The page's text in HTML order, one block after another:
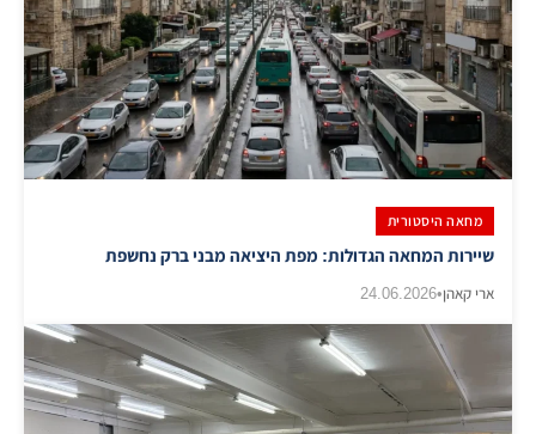
מחאה היסטורית
שיירות המחאה הגדולות: מפת היציאה מבני ברק נחשפת
ארי קאהן•
24.06.2026